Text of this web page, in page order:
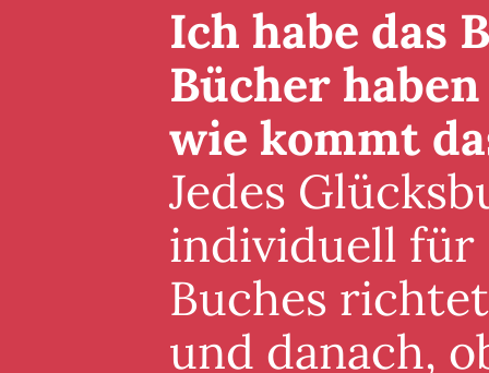
Ich habe das
Bücher
wie kommt
Jedes
individuell für
Buches
und danach,